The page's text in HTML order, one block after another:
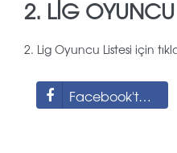
2. LIG OYUNCU
2. Lig Oyuncu Listesi için
Facebook'ta Paylaş